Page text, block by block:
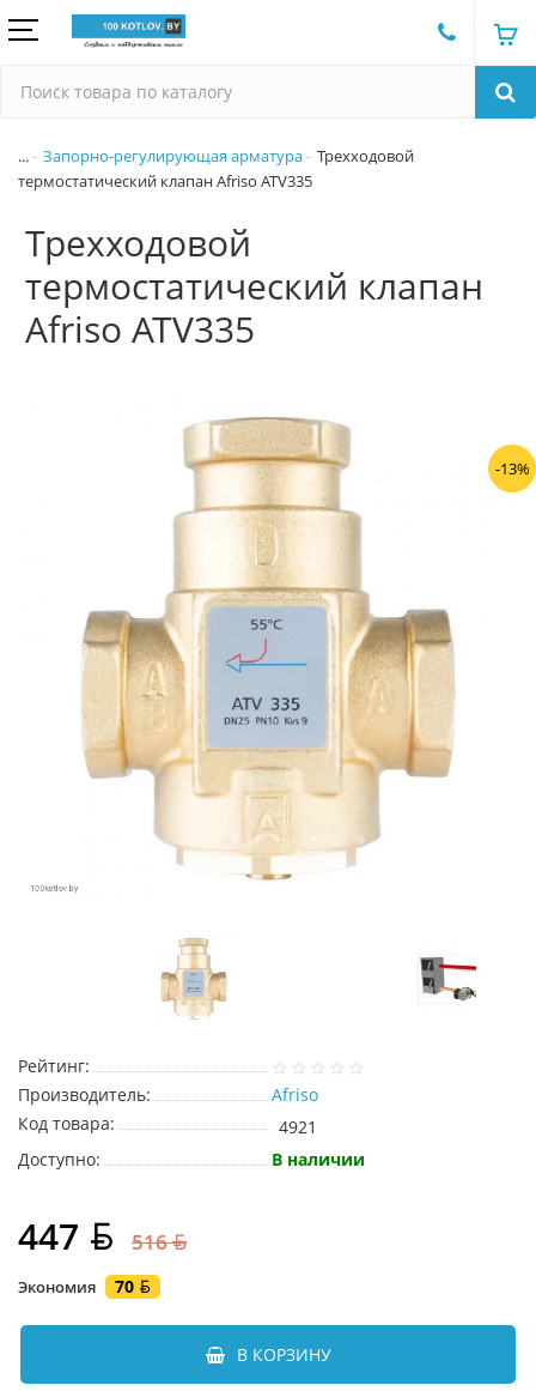
... Запорно-регулирующая арматура
Трехходовой
термостатический клапан Afriso ATV335
Трехходовой
термостатический клапан
Afriso ATV335
-13%
Рейтинг:
Производитель:
Afriso
Код товара:
4921
Доступно:
В наличии
447 516
Экономия 70
В КОРЗИНУ